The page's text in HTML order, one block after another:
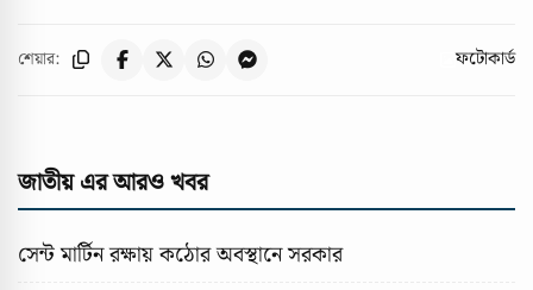
শেয়ার: ফটোকার্ড
জাতীয় এর আরও খবর
সেন্ট মার্টিন রক্ষায় কঠোর অবস্থানে সরকার